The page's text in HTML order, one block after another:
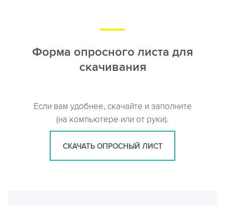
Форма опросного листа для
скачивания
Если вам удобнее, скачайте и заполните
(на компьютере или от руки).
СКАЧАТЬ ОПРОСНЫЙ ЛИСТ